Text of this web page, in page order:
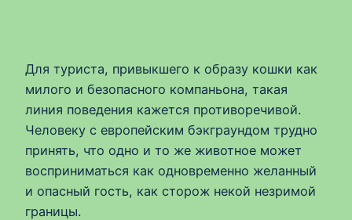
Для туриста, привыкшего к образу кошки как
милого и безопасного компаньона, такая
линия поведения кажется противоречивой.
Человеку с европейским бэкграундом трудно
принять, что одно и то же животное может
восприниматься как одновременно желанный
и опасный гость, как сторож некой незримой
границы.